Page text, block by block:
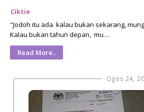
Ciktie
"Jodoh itu ada. kalau bukan sekarang,
Kalau bukan tahun depan, mu…
Read More..
Ogos 24,